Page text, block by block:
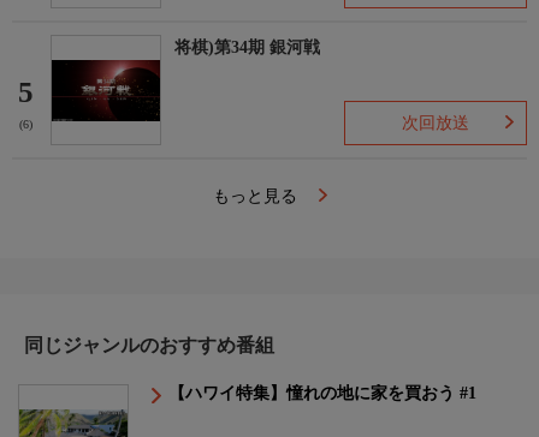
5
(6)
将棋)第34期 銀河戦
次回放送
もっと見る
同じジャンルのおすすめ番組
【ハワイ特集】憧れの地に家を買おう #1